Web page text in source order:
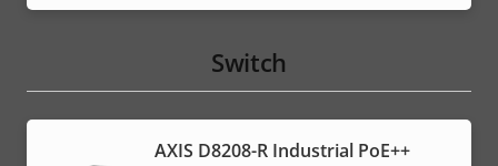
Switch
AXIS D8208-R Industrial PoE++